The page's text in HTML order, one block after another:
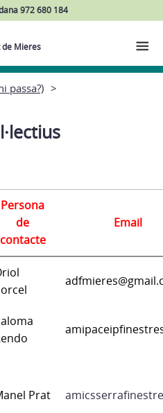
972 680 184
Mieres
passa?)
Persona
de
contacte
Email
Prat